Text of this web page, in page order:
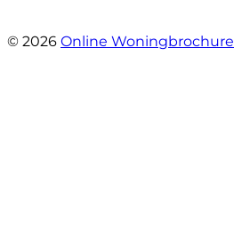
© 2026 Online Woningbrochure